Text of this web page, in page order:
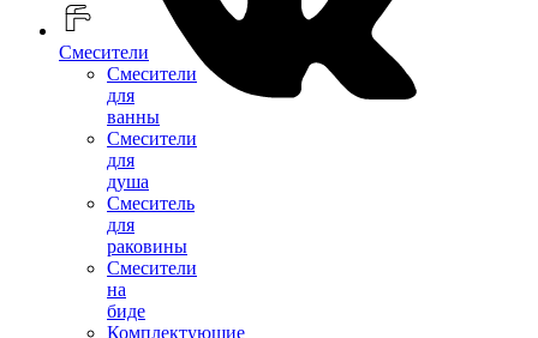
Смесители
Смесители
для
ванны
Смесители
для
душа
Смеситель
для
раковины
Смесители
на
биде
Комплектующие